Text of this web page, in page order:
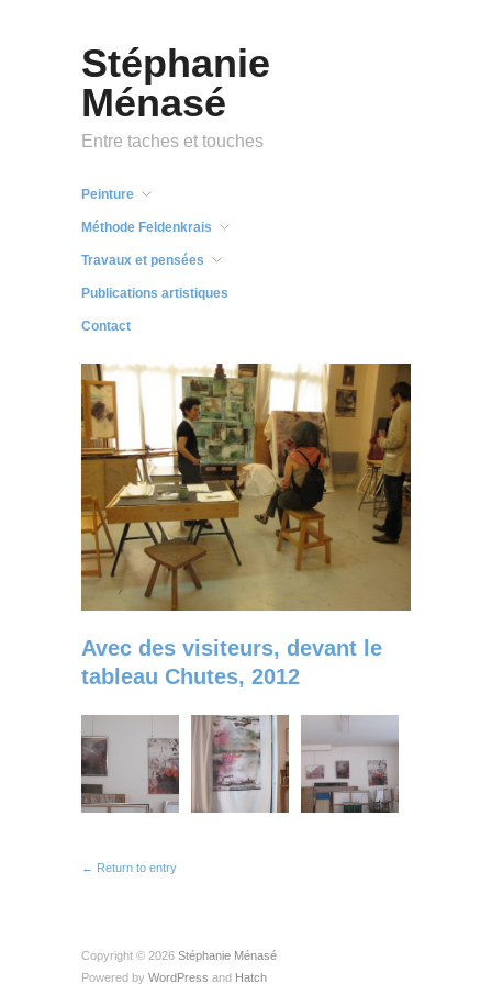
Stéphanie
Ménasé
Entre taches et touches
Peinture
Méthode Feldenkrais
Travaux et pensées
Publications artistiques
Contact
Avec des visiteurs, devant le
tableau Chutes, 2012
← Return to entry
Copyright © 2026 Stéphanie Ménasé
Powered by WordPress and Hatch